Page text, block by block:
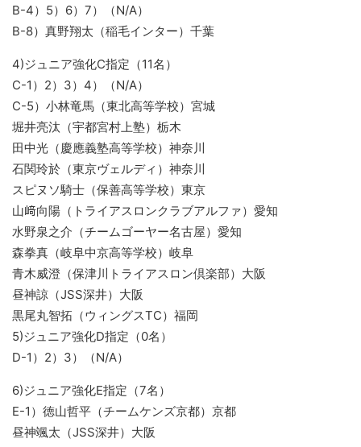
B-4）5）6）7）（N/A）
B-8）真野翔太（稲毛インター）千葉
4)ジュニア強化C指定（11名）
C-1）2）3）4）（N/A）
C-5）小林竜馬（東北高等学校）宮城
堀井亮汰（宇都宮村上塾）栃木
田中光（慶應義塾高等学校）神奈川
石関玲於（東京ヴェルディ）神奈川
スピヌソ騎士（保善高等学校）東京
山﨑向陽（トライアスロンクラブアルファ）愛知
水野泉之介（チームゴーヤー名古屋）愛知
森拳真（岐阜中京高等学校）岐阜
青木威澄（保津川トライアスロン倶楽部）大阪
昼神諒（JSS深井）大阪
黒尾丸智拓（ウィングスTC）福岡
5)ジュニア強化D指定（0名）
D-1）2）3）（N/A）
6)ジュニア強化E指定（7名）
E-1）徳山哲平（チームケンズ京都）京都
昼神颯太（JSS深井）大阪